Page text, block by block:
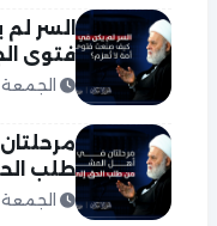
السر
فتوى
الجمعة 07 آب 2026
طلب
الجمعة 07 آب 2026